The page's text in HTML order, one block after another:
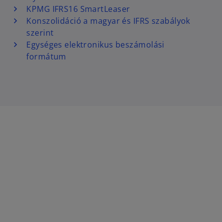
KPMG IFRS16 SmartLeaser
Konszolidáció a magyar és IFRS szabályok
szerint
Egységes elektronikus beszámolási
formátum